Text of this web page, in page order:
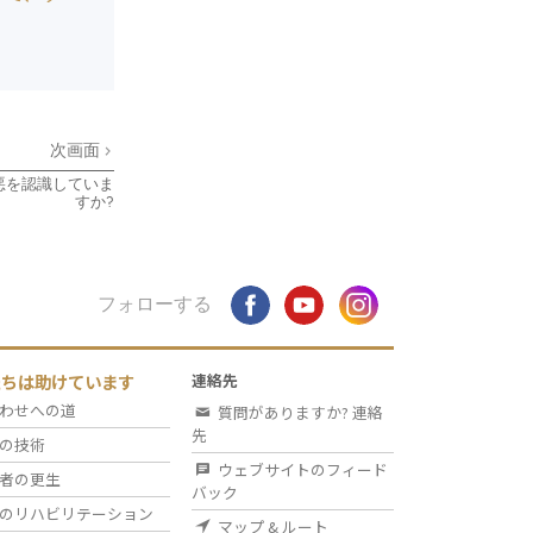
次画面
認識していま
すか?
フォローする
は助けています
せへの道
技術
の更生
リハビリテーション
連絡先
質問がありますか? 連絡
先
ウェブサイトのフィード
バック
マップ & ルート